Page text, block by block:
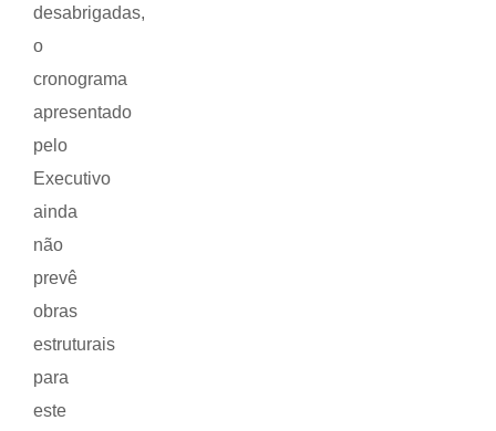
desabrigadas,
o
cronograma
apresentado
pelo
Executivo
ainda
não
prevê
obras
estruturais
para
este